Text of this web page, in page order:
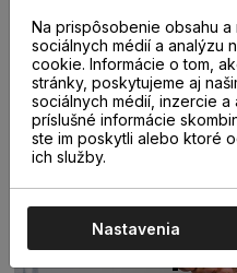
Na prispôsobenie obsahu
sociálnych médií a analýzu
cookie. Informácie o tom,
stránky, poskytujeme aj
sociálnych médií, inzercie a
príslušné informácie
ste im poskytli alebo ktoré
ich služby.
Nastavenia